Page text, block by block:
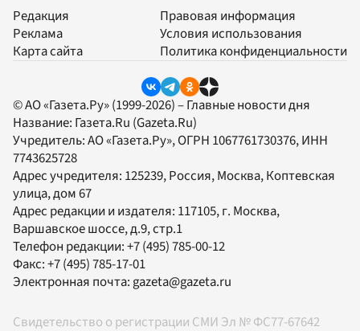
Редакция
Реклама
Карта сайта
Правовая информация
Условия использования
Политика конфиденциальности
© АО «Газета.Ру» (1999-2026) – Главные новости дня
Название: Газета.Ru (Gazeta.Ru)
Учредитель:АО «Газета.Ру», ОГРН 1067761730376, ИНН
7743625728
Адрес учредителя: 125239, Россия, Москва, Коптевская
улица, дом 67
Адрес редакции и издателя: 117105, г. Москва,
Варшавское шоссе, д.9, стр.1
Телефон редакции:+7 (495) 785-00-12
Факс:+7 (495) 785-17-01
Электронная почта: gazeta@gazeta.ru
Свидетельство о регистрации СМИ Эл № ФС77-67642